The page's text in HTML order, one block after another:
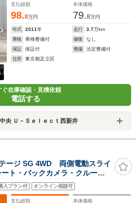
支払総額
98.8万円
本体価格
79.8万円
年式 2011年 走行 3.7万km
車検
車検整備付 修復
なし
保証
保証付 整備
法定整備付
住所
東京都足立区
ぐ在庫確認・見積依頼
電話する
央 Ｕ－Ｓｅｌｅｃｔ西新井
ージ SG 4WD 両側電動スライ
ト・バックカメラ・クルーズ
オートA/C・ETC・木目調パネ
アバイザー・純正17インチアル
入プラン付 オンライン相談可
支払総額 本体価格